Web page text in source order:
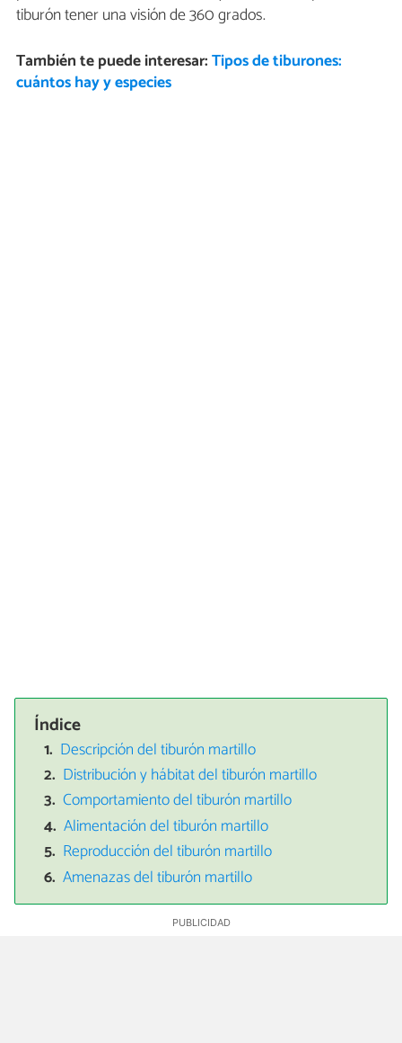
tiburón tener una visión de 360 grados.
También te puede interesar:Tipos de tiburones:
cuántos hay y especies
Índice
Descripción del tiburón martillo
Distribución y hábitat del tiburón martillo
Comportamiento del tiburón martillo
Alimentación del tiburón martillo
Reproducción del tiburón martillo
Amenazas del tiburón martillo